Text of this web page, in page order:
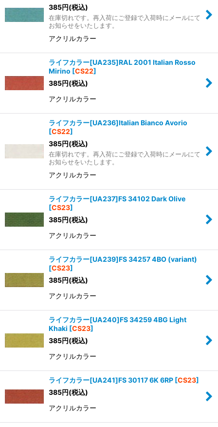
385円(税込)
在庫切れです。再入荷にご登録で入荷時にメールにて
お知らせをいたします。
アクリルカラー
ライフカラー[UA235]RAL 2001 Italian Rosso
Mirino [CS22]
385円(税込)
アクリルカラー
ライフカラー[UA236]Italian Bianco Avorio
[CS22]
385円(税込)
在庫切れです。再入荷にご登録で入荷時にメールにて
お知らせをいたします。
アクリルカラー
ライフカラー[UA237]FS 34102 Dark Olive
[CS23]
385円(税込)
アクリルカラー
ライフカラー[UA239]FS 34257 4BO (variant)
[CS23]
385円(税込)
アクリルカラー
ライフカラー[UA240]FS 34259 4BG Light
Khaki [CS23]
385円(税込)
アクリルカラー
ライフカラー[UA241]FS 30117 6K 6RP [CS23]
385円(税込)
アクリルカラー